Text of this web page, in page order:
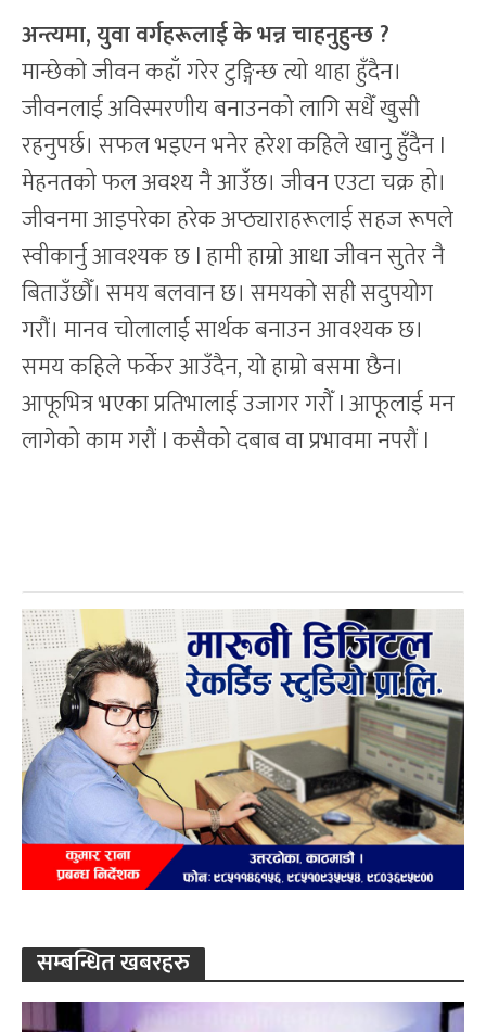
अन्त्यमा, युवा वर्गहरूलाई के भन्न चाहनुहुन्छ ?
मान्छेको जीवन कहाँ गरेर टुङ्गिन्छ त्यो थाहा हुँदैन।
जीवनलाई अविस्मरणीय बनाउनको लागि सधैँ खुसी
रहनुपर्छ। सफल भइएन भनेर हरेश कहिले खानु हुँदैन l
मेहनतको फल अवश्य नै आउँछ। जीवन एउटा चक्र हो।
जीवनमा आइपरेका हरेक अप्ठ्याराहरूलाई सहज रूपले
स्वीकार्नु आवश्यक छ l हामी हाम्रो आधा जीवन सुतेर नै
बिताउँछौँ। समय बलवान छ। समयको सही सदुपयोग
गरौं। मानव चोलालाई सार्थक बनाउन आवश्यक छ।
समय कहिले फर्केर आउँदैन, यो हाम्रो बसमा छैन।
आफूभित्र भएका प्रतिभालाई उजागर गरौँ l आफूलाई मन
लागेको काम गरौं l कसैको दबाब वा प्रभावमा नपरौं l
सम्बन्धित खबरहरु